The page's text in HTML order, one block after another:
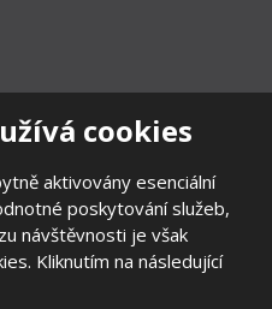
cookies
aktivovány esenciální
poskytování služeb,
návštěvnosti je však
Kliknutím na následující